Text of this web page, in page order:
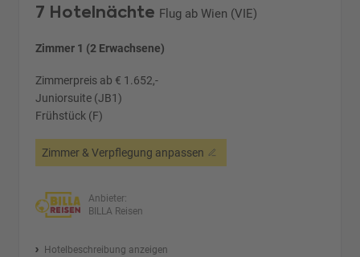
7 Hotelnächte Flug ab Wien (VIE)
Zimmer 1 (2 Erwachsene)
Zimmerpreis ab € 1.652,-
Juniorsuite (JB1)
Frühstück (F)
Zimmer & Verpflegung anpassen
Anbieter:
BILLA Reisen
Hotelbeschreibung anzeigen